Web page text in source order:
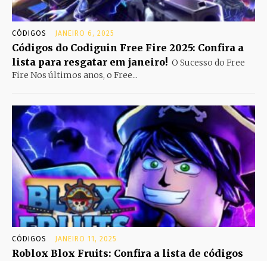
CÓDIGOS JANEIRO 6, 2025
Códigos do Codiguin Free Fire 2025: Confira a
lista para resgatar em janeiro! O Sucesso do Free
Fire Nos últimos anos, o Free...
CÓDIGOS JANEIRO 11, 2025
Roblox Blox Fruits: Confira a lista de códigos